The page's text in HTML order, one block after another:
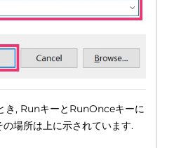
き, RunキーとRunOnceキーに
場所は上に示されています.